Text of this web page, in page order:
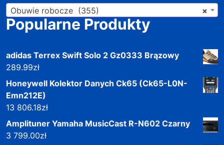
×
Obuwie robocze (355)
Popularne Produkty
adidas Terrex Swift Solo 2 Gz0333 Brązowy
289.99zł
Honeywell Kolektor Danych Ck65 (Ck65-L0N-
Emn212E)
13 806.18zł
Amplituner Yamaha MusicCast R-N602 Czarny
3 799.00zł